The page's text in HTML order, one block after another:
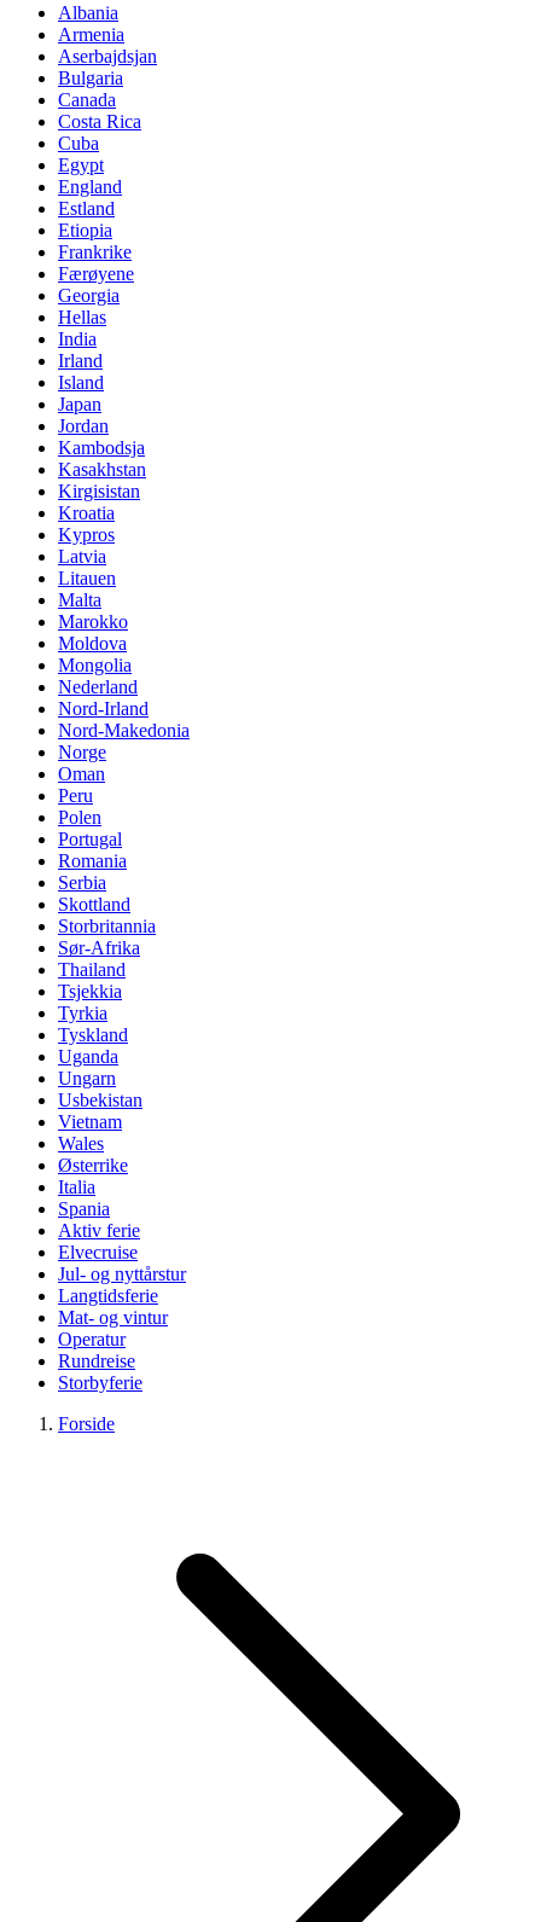
Albania
Armenia
Aserbajdsjan
Bulgaria
Canada
Costa Rica
Cuba
Egypt
England
Estland
Etiopia
Frankrike
Færøyene
Georgia
Hellas
India
Irland
Island
Japan
Jordan
Kambodsja
Kasakhstan
Kirgisistan
Kroatia
Kypros
Latvia
Litauen
Malta
Marokko
Moldova
Mongolia
Nederland
Nord-Irland
Nord-Makedonia
Norge
Oman
Peru
Polen
Portugal
Romania
Serbia
Skottland
Storbritannia
Sør-Afrika
Thailand
Tsjekkia
Tyrkia
Tyskland
Uganda
Ungarn
Usbekistan
Vietnam
Wales
Østerrike
Italia
Spania
Aktiv ferie
Elvecruise
Jul- og nyttårstur
Langtidsferie
Mat- og vintur
Operatur
Rundreise
Storbyferie
Forside